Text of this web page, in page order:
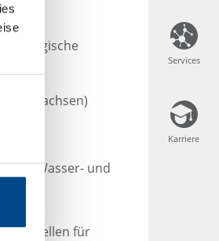
Services
Karriere
biologische
(Sachsen)
an Wasser- und
für
Services
Karriere